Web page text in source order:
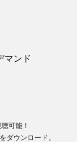
マンド
可能！
ダウンロード。